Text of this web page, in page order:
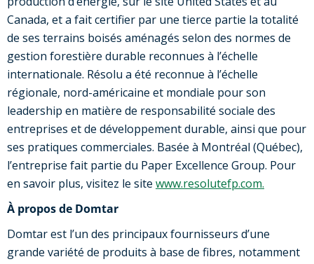
Canada, et a fait certifier par une tierce partie la totalité
de ses terrains boisés aménagés selon des normes de
gestion forestière durable reconnues à l’échelle
internationale. Résolu a été reconnue à l’échelle
régionale, nord-américaine et mondiale pour son
leadership en matière de responsabilité sociale des
entreprises et de développement durable, ainsi que pour
ses pratiques commerciales. Basée à Montréal (Québec),
l’entreprise fait partie du Paper Excellence Group. Pour
en savoir plus, visitez le site www.resolutefp.com.
À propos de Domtar
Domtar est l’un des principaux fournisseurs d’une
grande variété de produits à base de fibres, notamment